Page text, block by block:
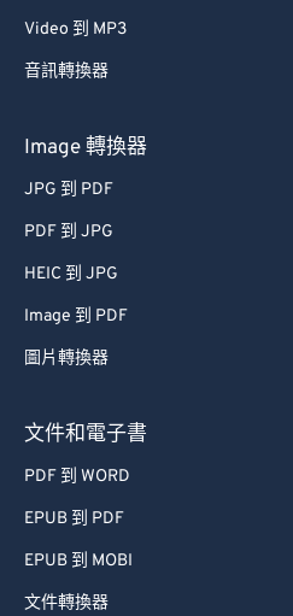
Video 到 MP3
音訊轉換器
Image 轉換器
JPG 到 PDF
PDF 到 JPG
HEIC 到 JPG
Image 到 PDF
圖片轉換器
文件和電子書
PDF 到 WORD
EPUB 到 PDF
EPUB 到 MOBI
文件轉換器